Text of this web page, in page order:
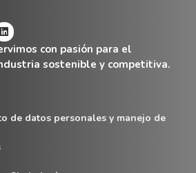
con pasión para el
sostenible y competitiva.
de datos personales y manejo de